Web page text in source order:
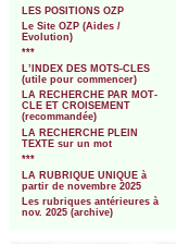
LES POSITIONS OZP
Le Site OZP (Aides /
Evolution)
***
L’INDEX DES MOTS-CLES
(utile pour commencer)
LA RECHERCHE PAR MOT-
CLE ET CROISEMENT
(recommandée)
LA RECHERCHE PLEIN
TEXTE sur un mot
***
LA RUBRIQUE UNIQUE à
partir de novembre 2025
Les rubriques antérieures à
nov. 2025 (archive)